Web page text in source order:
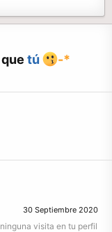
tú -*
30 Septiembre 2020
visita en tu perfil